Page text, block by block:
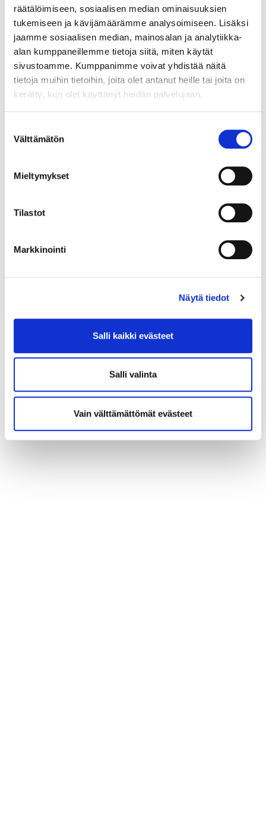
räätälöimiseen, sosiaalisen median ominaisuuksien
tukemiseen ja kävijämäärämme analysoimiseen. Lisäksi
jaamme sosiaalisen median, mainosalan ja analytiikka-
alan kumppaneillemme tietoja siitä, miten käytät
sivustoamme. Kumppanimme voivat yhdistää näitä
tietoja muihin tietoihin, joita olet antanut heille tai joita on
kerätty, kun olet käyttänyt heidän palvelujaan.
valinta
Välttämätön
Mieltymykset
Tilastot
Markkinointi
Näytä tiedot
Salli kaikki evästeet
Salli valinta
Vain välttämättömät evästeet